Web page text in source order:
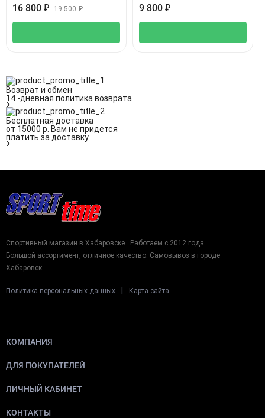
16 800 ₽ 19 500₽ 9 800 ₽
Возврат и обмен
14 -дневная политика возврата
Бесплатная доставка
от 15000 р. Вам не придется
платить за доставку
Спортивный магазин в Хабаровске . Работаем с 2012 года.
Большой ассортимент, отличное качество. Самовывоз в городе
Хабаровск
Политика персональных данных Карта сайта
КОМПАНИЯ
ДЛЯ ПОКУПАТЕЛЕЙ
ЛИЧНЫЙ КАБИНЕТ
КОНТАКТЫ